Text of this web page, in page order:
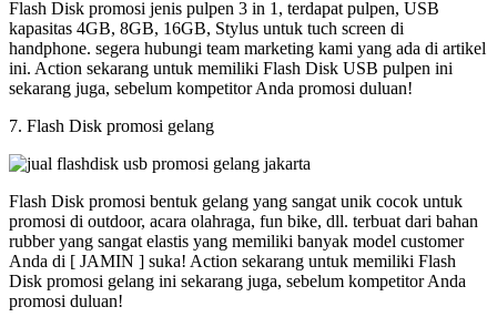
Flash Disk promosi jenis pulpen 3 in 1, terdapat pulpen, USB
kapasitas 4GB, 8GB, 16GB, Stylus untuk tuch screen di
handphone. segera hubungi team marketing kami yang ada di artikel
ini. Action sekarang untuk memiliki Flash Disk USB pulpen ini
sekarang juga, sebelum kompetitor Anda promosi duluan!
7. Flash Disk promosi gelang
Flash Disk promosi bentuk gelang yang sangat unik cocok untuk
promosi di outdoor, acara olahraga, fun bike, dll. terbuat dari bahan
rubber yang sangat elastis yang memiliki banyak model customer
Anda di [ JAMIN ] suka! Action sekarang untuk memiliki Flash
Disk promosi gelang ini sekarang juga, sebelum kompetitor Anda
promosi duluan!